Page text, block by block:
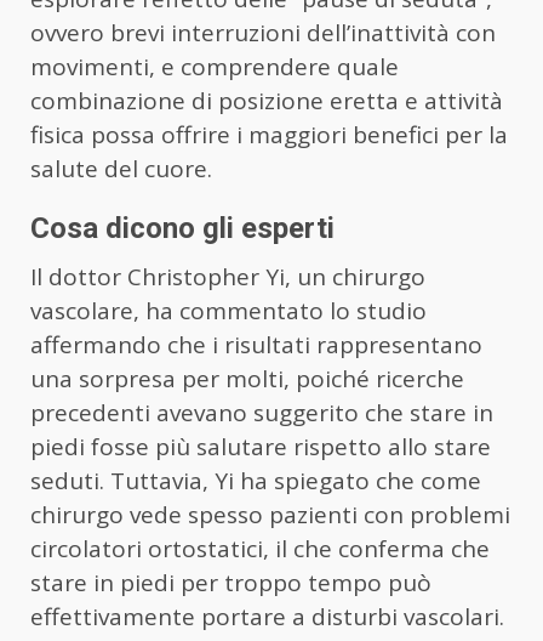
ovvero brevi interruzioni dell’inattività con
movimenti, e comprendere quale
combinazione di posizione eretta e attività
fisica possa offrire i maggiori benefici per la
salute del cuore.
Cosa dicono gli esperti
Il dottor Christopher Yi, un chirurgo
vascolare, ha commentato lo studio
affermando che i risultati rappresentano
una sorpresa per molti, poiché ricerche
precedenti avevano suggerito che stare in
piedi fosse più salutare rispetto allo stare
seduti. Tuttavia, Yi ha spiegato che come
chirurgo vede spesso pazienti con problemi
circolatori ortostatici, il che conferma che
stare in piedi per troppo tempo può
effettivamente portare a disturbi vascolari.